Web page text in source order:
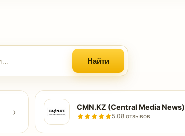
Найти
› CMN.KZ (Central Media News)
5.08 отзывов